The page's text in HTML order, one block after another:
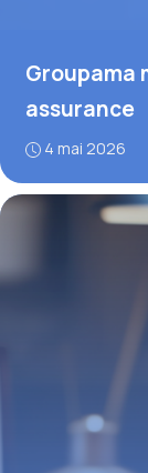
Groupama
assurance
4 mai 2026